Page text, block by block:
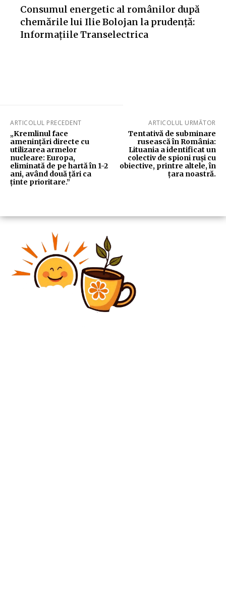
Consumul energetic al românilor după
chemările lui Ilie Bolojan la prudență:
Informațiile Transelectrica
ARTICOLUL PRECEDENT
„Kremlinul face
amenințări directe cu
utilizarea armelor
nucleare: Europa,
eliminată de pe hartă în 1-2
ani, având două țări ca
ținte prioritare.”
ARTICOLUL URMĂTOR
Tentativă de subminare
rusească în România:
Lituania a identificat un
colectiv de spioni ruși cu
obiective, printre altele, în
țara noastră.